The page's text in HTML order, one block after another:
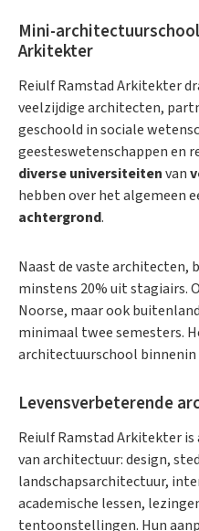
Mini-
Arkitekter
Reiulf Ramstad Arkitekter
veelzijdige architecten,
geschoold in sociale
geesteswetenschappen en
diverse universiteitenvan
hebben over het algemeen
achtergrond.
Naast de vaste
minstens 20% uit stagiairs.
Noorse, maar ook
minimaal twee semesters.
architectuurschool binnenin
Levensverbeterende
Reiulf Ramstad Arkitekter
van architectuur: design,
landschapsarchitectuur,
academische lessen,
tentoonstellingen. Hun